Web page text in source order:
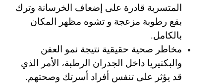
المتسربة قادرة على إضعاف الخرسانة وترك
بقع رطوبة مزعجة و تشوه مظهر المكان
بالكامل.
مخاطر صحية حقيقية نتيجة نمو العفن
والبكتيريا داخل الجدران الرطبة، الأمر الذي
قد يؤثر على تنفس أفراد أسرتك وصحتهم.